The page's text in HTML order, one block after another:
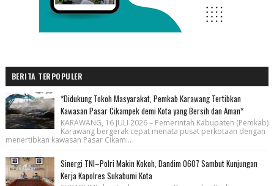
BERITA TERPOPULER
*Didukung Tokoh Masyarakat, Pemkab Karawang Tertibkan
Kawasan Pasar Cikampek demi Kota yang Bersih dan Aman*
KARAWANG, 16 JULI 2026 – Pemerintah Kabupaten (Pemkab)
Karawang bergerak cepat menata pusat perkotaan dengan
menertibkan kawasan Pasar Cikam...
Sinergi TNI–Polri Makin Kokoh, Dandim 0607 Sambut Kunjungan
Kerja Kapolres Sukabumi Kota